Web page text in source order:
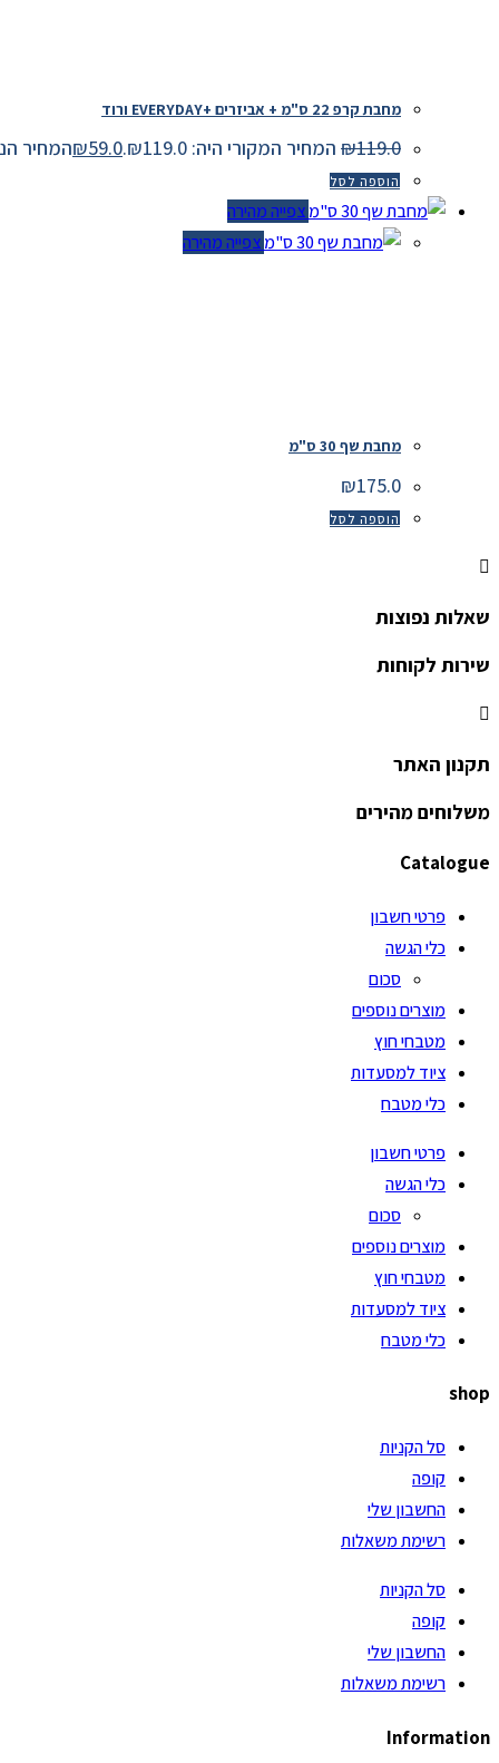
מחבת קרפ 22 ס"מ + אביזרים +EVERYDAY ורוד
₪119.0 המחיר המקורי היה: ₪119.0. ₪59.0 המחיר
הוספה לסל
צפייה מהירה
צפייה מהירה
מחבת שף 30 ס"מ
₪175.0
הוספה לסל
שאלות נפוצות
שירות לקוחות
תקנון האתר
משלוחים מהירים
Catalogue
פרטי חשבון
כלי הגשה
סכום
מוצרים נוספים
מטבחי חוץ
ציוד למסעדות
כלי מטבח
פרטי חשבון
כלי הגשה
סכום
מוצרים נוספים
מטבחי חוץ
ציוד למסעדות
כלי מטבח
shop
סל הקניות
קופה
החשבון שלי
רשימת משאלות
סל הקניות
קופה
החשבון שלי
רשימת משאלות
Information